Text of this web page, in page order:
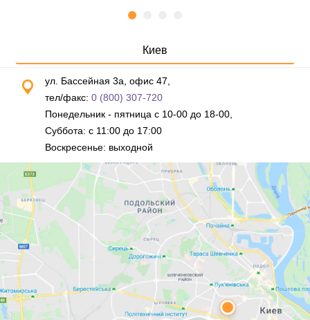
Киев
ул. Бассейная 3а, офис 47,
тел/факс: 0 (800) 307-720
Понедельник - пятница с 10-00 до 18-00,
Суббота: с 11:00 до 17:00
Воскресенье: выходной